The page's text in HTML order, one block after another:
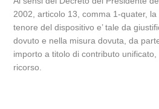
2002, articolo 13, comma 1-quater, la
tenore del dispositivo e’ tale da
dovuto e nella misura dovuta, da
importo a titolo di contributo
ricorso.